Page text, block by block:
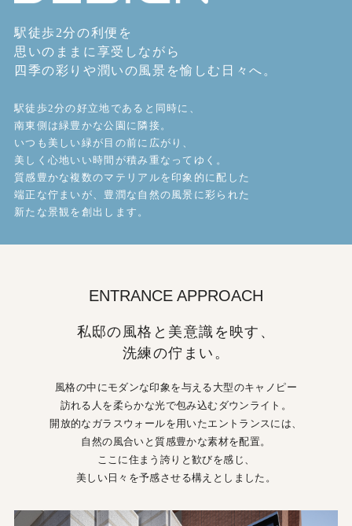
駅徒歩2分の利便を
思いのままに享受しながら
四季の彩りや潤いの風景を愉しむ日々へ。
駅徒歩2分の好立地であると同時に、
南東側は緑豊かな公園に隣接。
いつも美しい緑が目の前に広がり、
美しく心地いい時間が積み重なってゆく。
質感豊かな複数のマテリアルを印象的に配した
端正な佇まいが、 豊潤な自然の風景に彩られた
新たな景観を創出します。
ENTRANCE APPROACH
私邸の風格と美意識を映す、
洗練の佇まい。
風格の中にモダンな印象を与える大型のキャノピー
訪れる人を柔らかな光で包み込むダウンライト。
開放的なガラスウォールを用いたエントランスには、
自然の風合いと質感豊かな素材を配置。
ここに住まう誇りと歓びを感じ、
美しい日々を予感させる構えとしました。